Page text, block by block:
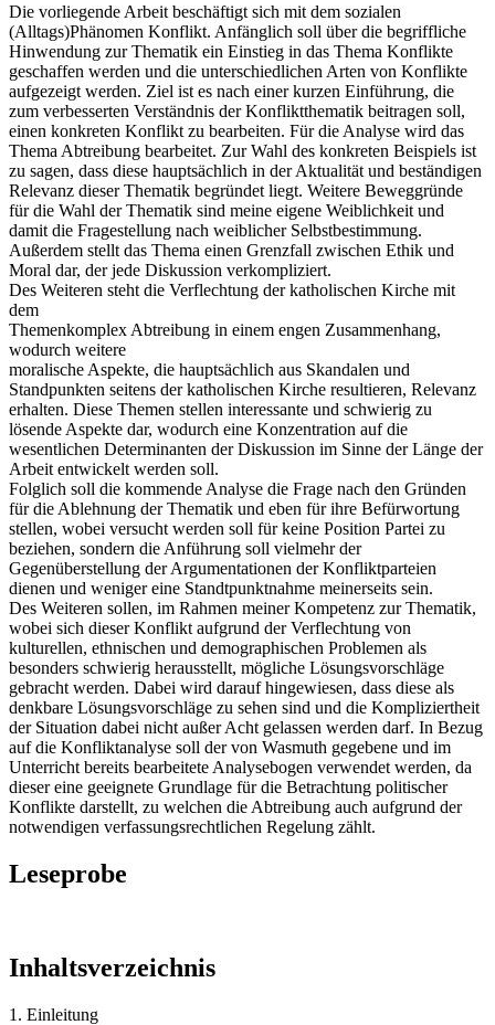
Die vorliegende Arbeit beschäftigt sich mit dem sozialen
(Alltags)Phänomen Konflikt. Anfänglich soll über die begriffliche
Hinwendung zur Thematik ein Einstieg in das Thema Konflikte
geschaffen werden und die unterschiedlichen Arten von Konflikte
aufgezeigt werden. Ziel ist es nach einer kurzen Einführung, die
zum verbesserten Verständnis der Konfliktthematik beitragen soll,
einen konkreten Konflikt zu bearbeiten. Für die Analyse wird das
Thema Abtreibung bearbeitet. Zur Wahl des konkreten Beispiels ist
zu sagen, dass diese hauptsächlich in der Aktualität und beständigen
Relevanz dieser Thematik begründet liegt. Weitere Beweggründe
für die Wahl der Thematik sind meine eigene Weiblichkeit und
damit die Fragestellung nach weiblicher Selbstbestimmung.
Außerdem stellt das Thema einen Grenzfall zwischen Ethik und
Moral dar, der jede Diskussion verkompliziert.
Des Weiteren steht die Verflechtung der katholischen Kirche mit
dem
Themenkomplex Abtreibung in einem engen Zusammenhang,
wodurch weitere
moralische Aspekte, die hauptsächlich aus Skandalen und
Standpunkten seitens der katholischen Kirche resultieren, Relevanz
erhalten. Diese Themen stellen interessante und schwierig zu
lösende Aspekte dar, wodurch eine Konzentration auf die
wesentlichen Determinanten der Diskussion im Sinne der Länge der
Arbeit entwickelt werden soll.
Folglich soll die kommende Analyse die Frage nach den Gründen
für die Ablehnung der Thematik und eben für ihre Befürwortung
stellen, wobei versucht werden soll für keine Position Partei zu
beziehen, sondern die Anführung soll vielmehr der
Gegenüberstellung der Argumentationen der Konfliktparteien
dienen und weniger eine Standtpunktnahme meinerseits sein.
Des Weiteren sollen, im Rahmen meiner Kompetenz zur Thematik,
wobei sich dieser Konflikt aufgrund der Verflechtung von
kulturellen, ethnischen und demographischen Problemen als
besonders schwierig herausstellt, mögliche Lösungsvorschläge
gebracht werden. Dabei wird darauf hingewiesen, dass diese als
denkbare Lösungsvorschläge zu sehen sind und die Kompliziertheit
der Situation dabei nicht außer Acht gelassen werden darf. In Bezug
auf die Konfliktanalyse soll der von Wasmuth gegebene und im
Unterricht bereits bearbeitete Analysebogen verwendet werden, da
dieser eine geeignete Grundlage für die Betrachtung politischer
Konflikte darstellt, zu welchen die Abtreibung auch aufgrund der
notwendigen verfassungsrechtlichen Regelung zählt.
Leseprobe
Inhaltsverzeichnis
1. Einleitung